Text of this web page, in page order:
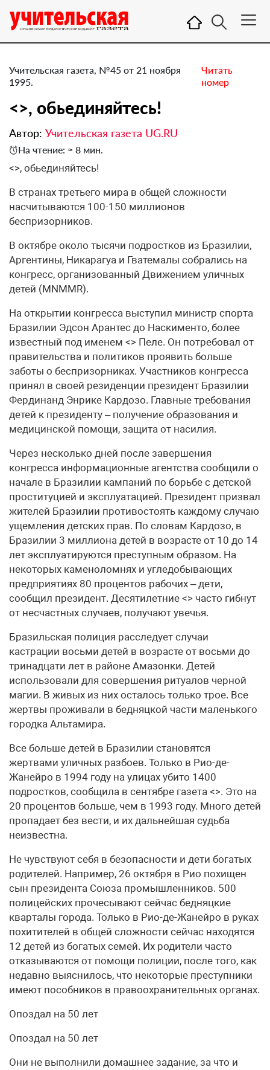
Учительская газета, №45 от 21 ноября
1995.
Читать
номер
<>, обьединяйтесь!
Автор: Учительская газета UG.RU
На чтение: ≈ 8 мин.
<>, обьединяйтесь!
В странах третьего мира в общей сложности
насчитываются 100-150 миллионов
беспризорников.
В октябре около тысячи подростков из Бразилии,
Аргентины, Никарагуа и Гватемалы собрались на
конгресс, организованный Движением уличных
детей (MNMMR).
На открытии конгресса выступил министр спорта
Бразилии Эдсон Арантес до Наскименто, более
известный под именем <> Пеле. Он потребовал от
правительства и политиков проявить больше
заботы о беспризорниках. Участников конгресса
принял в своей резиденции президент Бразилии
Фердинанд Энрике Кардозо. Главные требования
детей к президенту – получение образования и
медицинской помощи, защита от насилия.
Через несколько дней после завершения
конгресса информационные агентства сообщили о
начале в Бразилии кампаний по борьбе с детской
проституцией и эксплуатацией. Президент призвал
жителей Бразилии противостоять каждому случаю
ущемления детских прав. По словам Кардозо, в
Бразилии 3 миллиона детей в возрасте от 10 до 14
лет эксплуатируются преступным образом. На
некоторых каменоломнях и угледобывающих
предприятиях 80 процентов рабочих – дети,
сообщил президент. Десятилетние <> часто гибнут
от несчастных случаев, получают увечья.
Бразильская полиция расследует случаи
кастрации восьми детей в возрасте от восьми до
тринадцати лет в районе Амазонки. Детей
использовали для совершения ритуалов черной
магии. В живых из них осталось только трое. Все
жертвы проживали в бедняцкой части маленького
городка Альтамира.
Все больше детей в Бразилии становятся
жертвами уличных разбоев. Только в Рио-де-
Жанейро в 1994 году на улицах убито 1400
подростков, сообщила в сентябре газета <>. Это на
20 процентов больше, чем в 1993 году. Много детей
пропадает без вести, и их дальнейшая судьба
неизвестна.
Не чувствуют себя в безопасности и дети богатых
родителей. Например, 26 октября в Рио похищен
сын президента Союза промышленников. 500
полицейских прочесывают сейчас бедняцкие
кварталы города. Только в Рио-де-Жанейро в руках
похитителей в общей сложности сейчас находятся
12 детей из богатых семей. Их родители часто
отказываются от помощи полиции, после того, как
недавно выяснилось, что некоторые преступники
имеют пособников в правоохранительных органах.
Опоздал на 50 лет
Опоздал на 50 лет
Они не выполнили домашнее задание, за что и